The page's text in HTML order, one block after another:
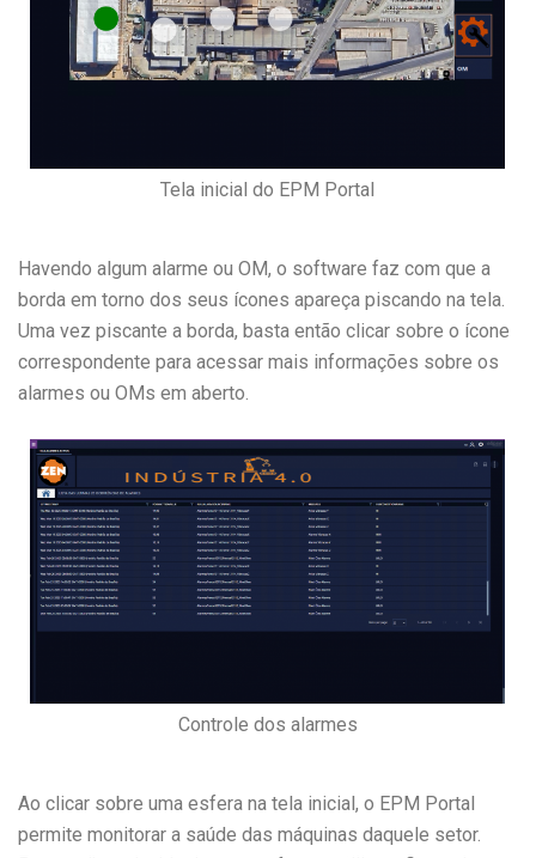
Tela inicial do EPM Portal
Havendo algum alarme ou OM, o software faz com que a
borda em torno dos seus ícones apareça piscando na tela.
Uma vez piscante a borda, basta então clicar sobre o ícone
correspondente para acessar mais informações sobre os
alarmes ou OMs em aberto.
Controle dos alarmes
Ao clicar sobre uma esfera na tela inicial, o EPM Portal
permite monitorar a saúde das máquinas daquele setor.